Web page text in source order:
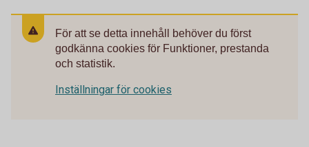
För att se detta innehåll behöver du först
godkänna cookies för Funktioner, prestanda
och statistik.
Inställningar för cookies